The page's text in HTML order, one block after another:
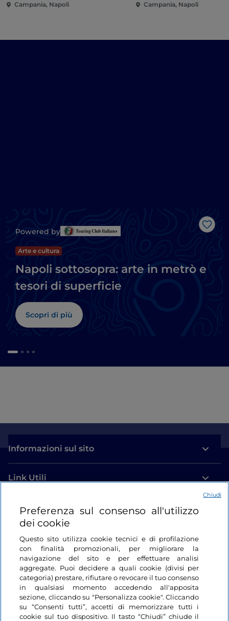
Campania, Napoli Campania, Napoli
Like
Powered by
Arte e cultura
Napoli sottosopra: arte in metrò e
tesori di superficie
Scopri di più
Informazioni sul sito
Link Utili
Login
Restiamo in contatto
Preferenza sul consenso all'utilizzo
dei cookie
Questo sito utilizza cookie tecnici e di profilazione
con finalità promozionali, per migliorare la
navigazione del sito e per effettuare analisi
aggregate. Puoi decidere a quali cookie (divisi per
categoria) prestare, rifiutare o revocare il tuo consenso
in qualsiasi momento accedendo all'apposita
sezione, cliccando su "Personalizza cookie". Cliccando
su “Consenti tutti”, accetti di memorizzare tutti i
cookie sul tuo dispositivo. Il tasto “Chiudi” chiude il
Chiudi